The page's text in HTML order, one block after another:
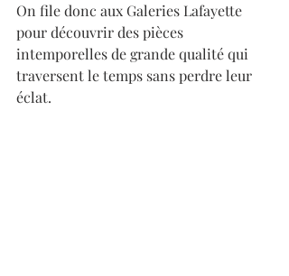
On file donc aux Galeries Lafayette
pour découvrir des pièces
intemporelles de grande qualité qui
traversent le temps sans perdre leur
éclat.